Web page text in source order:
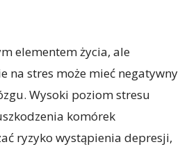
elementem życia, ale
na stres może mieć negatywny
Wysoki poziom stresu
komórek
ryzyko wystąpienia depresji,